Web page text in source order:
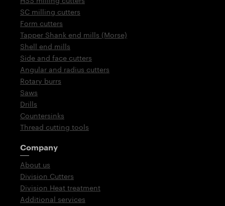
SC milling cutters
Form cutters
Tapper Shank end mills (Morse)
Shell end mills
Side and face cutters
Angular and radius cutters
Rotary burrs
Saws
Drills
Countersinks
Thread cutting tools
Company
About us
Division Cutters
Division Heat treatment
Additional services